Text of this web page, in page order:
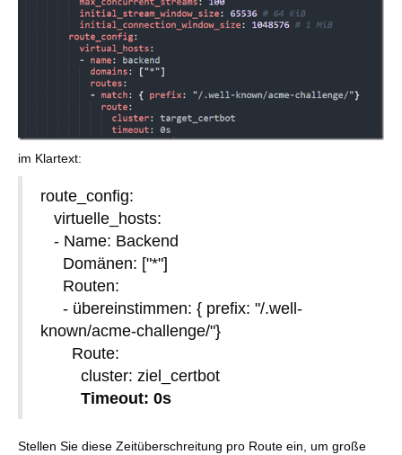
im Klartext:
route_config:
virtuelle_hosts:
- Name: Backend
Domänen: ["*"]
Routen:
- übereinstimmen: { prefix: "/.well-
known/acme-challenge/"}
Route:
cluster: ziel_certbot
Timeout: 0s
Stellen Sie diese Zeitüberschreitung pro Route ein, um große